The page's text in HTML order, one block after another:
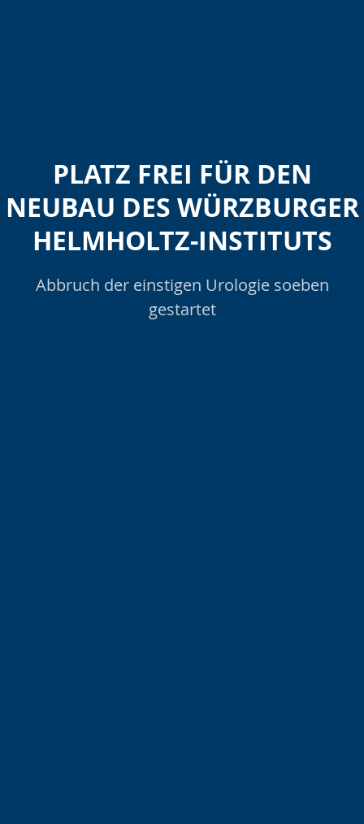
PLATZ FREI FÜR DEN
NEUBAU DES WÜRZBURGER
HELMHOLTZ-INSTITUTS
Abbruch der einstigen Urologie soeben
gestartet